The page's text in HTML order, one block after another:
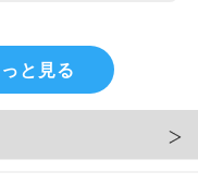
と見る